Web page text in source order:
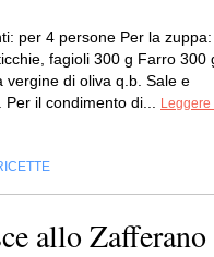
per 4 persone Per la zuppa:
fagioli 300 g Farro 300
vergine di oliva q.b. Sale e
Per il condimento di...
Leggere
allo Zafferano